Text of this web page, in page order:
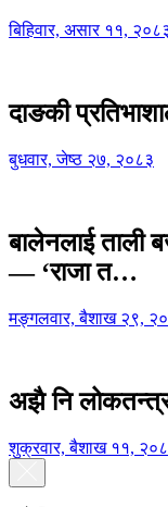
बिहिवार, असार ११,
दाङकी
बुधवार, जेष्ठ २७, २०८३
बालेनलाई ताली
— ‘राजा त…
मङ्गलवार, बैशाख २९,
अझै नि
शुक्रवार, बैशाख ११,